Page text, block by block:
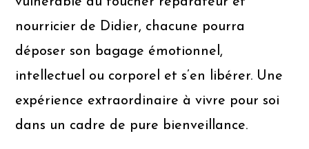
nourricier de Didier, chacune pourra
déposer son bagage émotionnel,
intellectuel ou corporel et s’en libérer. Une
expérience extraordinaire à vivre pour soi
dans un cadre de pure bienveillance.